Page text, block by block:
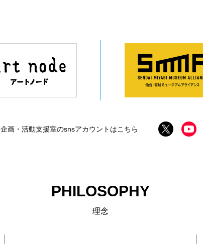
企画・活動支援室のsnsアカウントはこちら
PHILOSOPHY
理念